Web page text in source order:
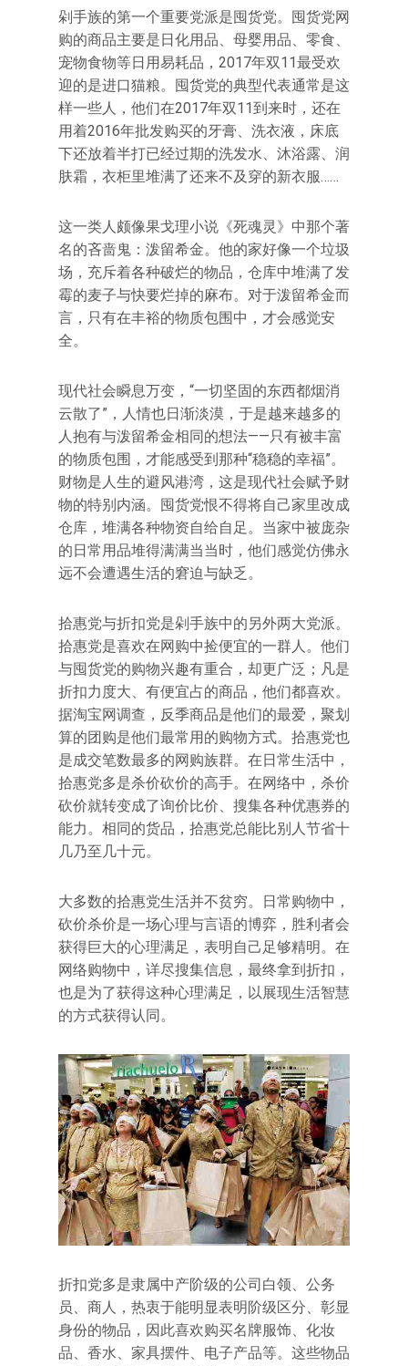
剁手族的第一个重要党派是囤货党。囤货党网
购的商品主要是日化用品、母婴用品、零食、
宠物食物等日用易耗品，2017年双11最受欢
迎的是进口猫粮。囤货党的典型代表通常是这
样一些人，他们在2017年双11到来时，还在
用着2016年批发购买的牙膏、洗衣液，床底
下还放着半打已经过期的洗发水、沐浴露、润
肤霜，衣柜里堆满了还来不及穿的新衣服……
这一类人颇像果戈理小说《死魂灵》中那个著
名的吝啬鬼：泼留希金。他的家好像一个垃圾
场，充斥着各种破烂的物品，仓库中堆满了发
霉的麦子与快要烂掉的麻布。对于泼留希金而
言，只有在丰裕的物质包围中，才会感觉安
全。
现代社会瞬息万变，“一切坚固的东西都烟消
云散了”，人情也日渐淡漠，于是越来越多的
人抱有与泼留希金相同的想法——只有被丰富
的物质包围，才能感受到那种“稳稳的幸福”。
财物是人生的避风港湾，这是现代社会赋予财
物的特别内涵。囤货党恨不得将自己家里改成
仓库，堆满各种物资自给自足。当家中被庞杂
的日常用品堆得满满当当时，他们感觉仿佛永
远不会遭遇生活的窘迫与缺乏。
拾惠党与折扣党是剁手族中的另外两大党派。
拾惠党是喜欢在网购中捡便宜的一群人。他们
与囤货党的购物兴趣有重合，却更广泛；凡是
折扣力度大、有便宜占的商品，他们都喜欢。
据淘宝网调查，反季商品是他们的最爱，聚划
算的团购是他们最常用的购物方式。拾惠党也
是成交笔数最多的网购族群。在日常生活中，
拾惠党多是杀价砍价的高手。在网络中，杀价
砍价就转变成了询价比价、搜集各种优惠券的
能力。相同的货品，拾惠党总能比别人节省十
几乃至几十元。
大多数的拾惠党生活并不贫穷。日常购物中，
砍价杀价是一场心理与言语的博弈，胜利者会
获得巨大的心理满足，表明自己足够精明。在
网络购物中，详尽搜集信息，最终拿到折扣，
也是为了获得这种心理满足，以展现生活智慧
的方式获得认同。
折扣党多是隶属中产阶级的公司白领、公务
员、商人，热衷于能明显表明阶级区分、彰显
身份的物品，因此喜欢购买名牌服饰、化妆
品、香水、家具摆件、电子产品等。这些物品